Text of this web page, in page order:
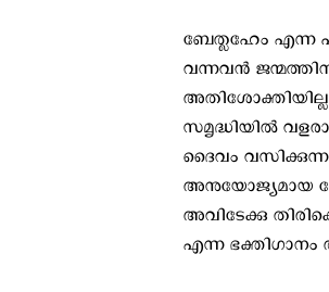
ബേത്ലഹേം എന്ന
വന്നവൻ
സമൃദ്ധിയിൽ
ദൈവം
അനുയോജ്യമായ
അവിടേക്കു
എന്ന